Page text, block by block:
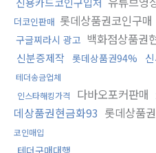
더코인판매 롯데상품권코인구매
구글찌라시 광고 백화점상품권
신분증제작 롯데상품권94%
테더송금업체
인스타해킹가격
다바오포커판매
데상품권현금화93 롯데상품
코인매입